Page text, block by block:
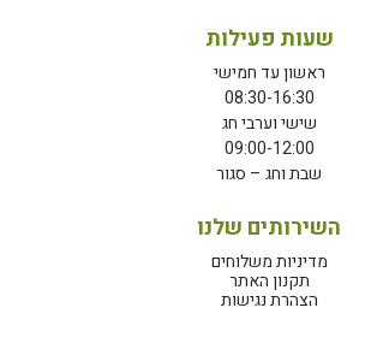
שעות פעילות
ראשון עד חמישי
08:30-16:30
שישי וערבי חג
09:00-12:00
שבת וחג – סגור
השירותים שלנו
מדיניות משלוחים
תקנון האתר
הצהרת נגישות